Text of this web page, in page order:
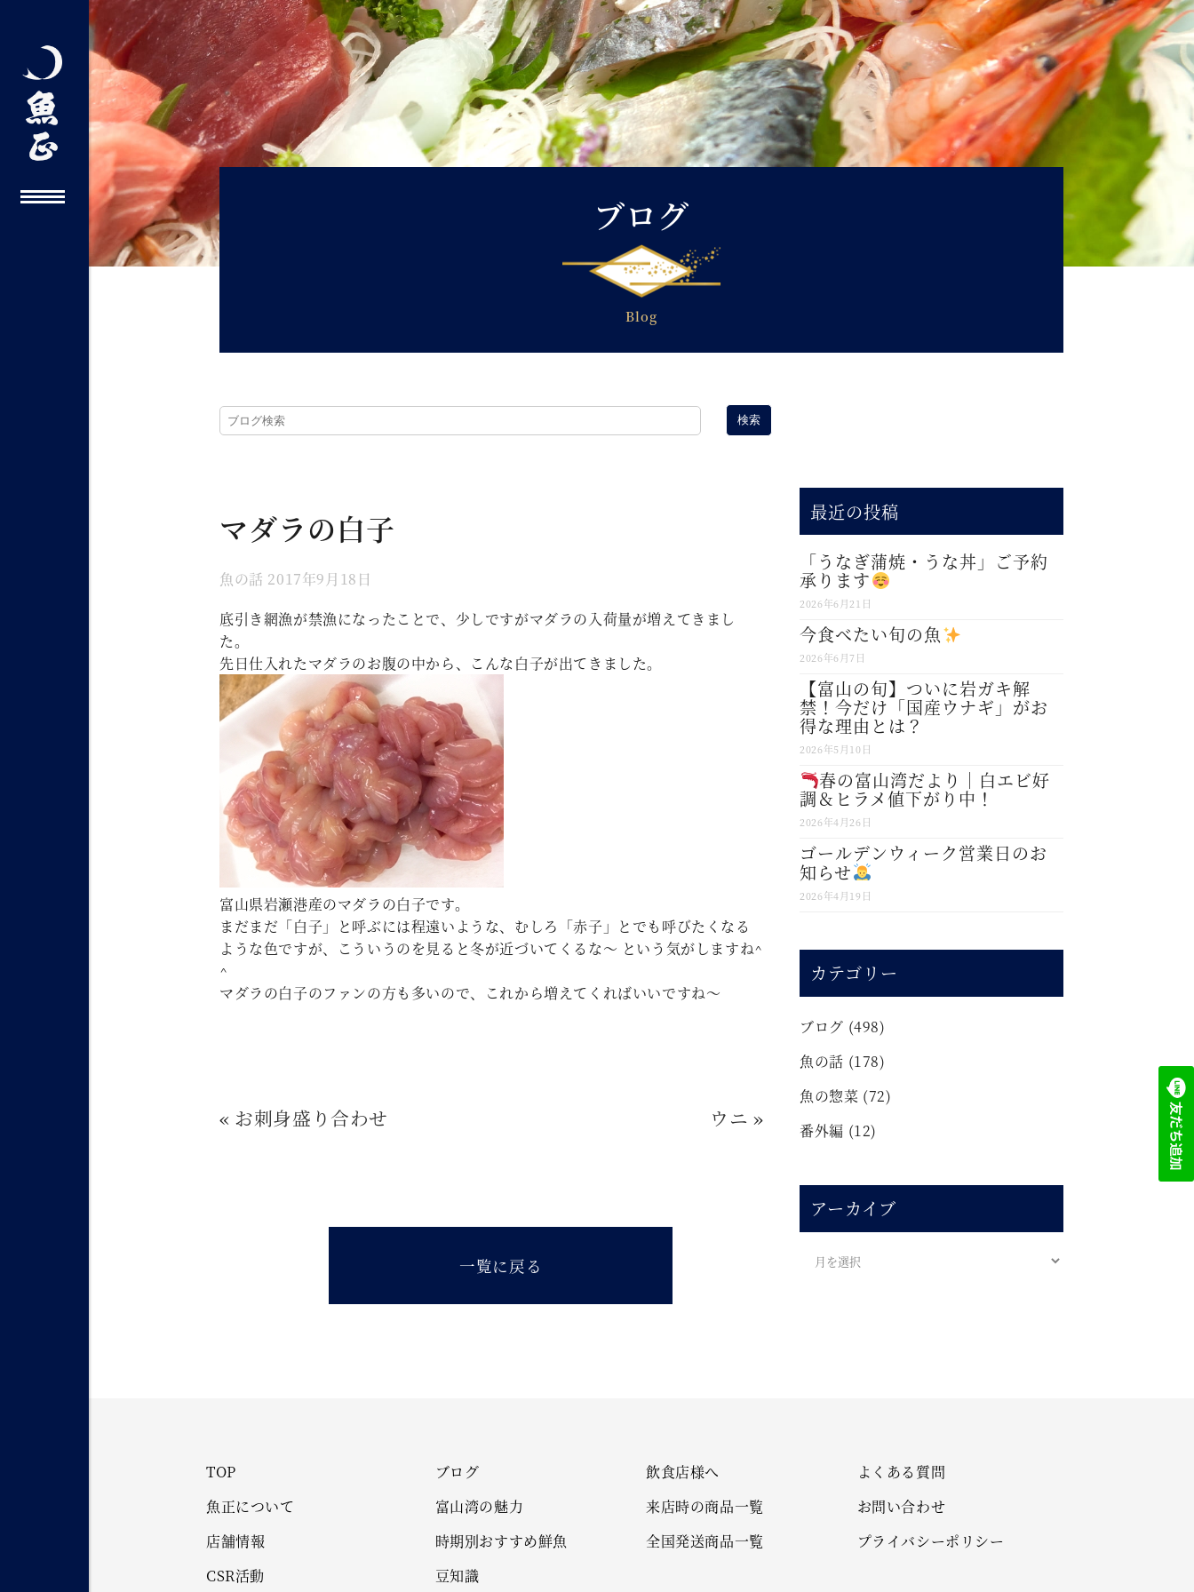
ブログ
Blog
検索
マダラの白子
魚の話 2017年9月18日
底引き網漁が禁漁になったことで、少しですがマダラの入荷量が増えてきまし
た。
先日仕入れたマダラのお腹の中から、こんな白子が出てきました。
富山県岩瀬港産のマダラの白子です。
まだまだ「白子」と呼ぶには程遠いような、むしろ「赤子」とでも呼びたくなる
ような色ですが、こういうのを見ると冬が近づいてくるな～ という気がしますね^
^
マダラの白子のファンの方も多いので、これから増えてくればいいですね～
« お刺身盛り合わせ ウニ »
一覧に戻る
最近の投稿
「うなぎ蒲焼・うな丼」ご予約
承ります
2026年6月21日
今食べたい旬の魚
2026年6月7日
【富山の旬】ついに岩ガキ解
禁！今だけ「国産ウナギ」がお
得な理由とは？
2026年5月10日
春の富山湾だより｜白エビ好
調＆ヒラメ値下がり中！
2026年4月26日
ゴールデンウィーク営業日のお
知らせ
2026年4月19日
カテゴリー
ブログ (498)
魚の話 (178)
魚の惣菜 (72)
番外編 (12)
アーカイブ
TOP
魚正について
店舗情報
CSR活動
ブログ
富山湾の魅力
時期別おすすめ鮮魚
豆知識
飲食店様へ
来店時の商品一覧
全国発送商品一覧
よくある質問
お問い合わせ
プライバシーポリシー